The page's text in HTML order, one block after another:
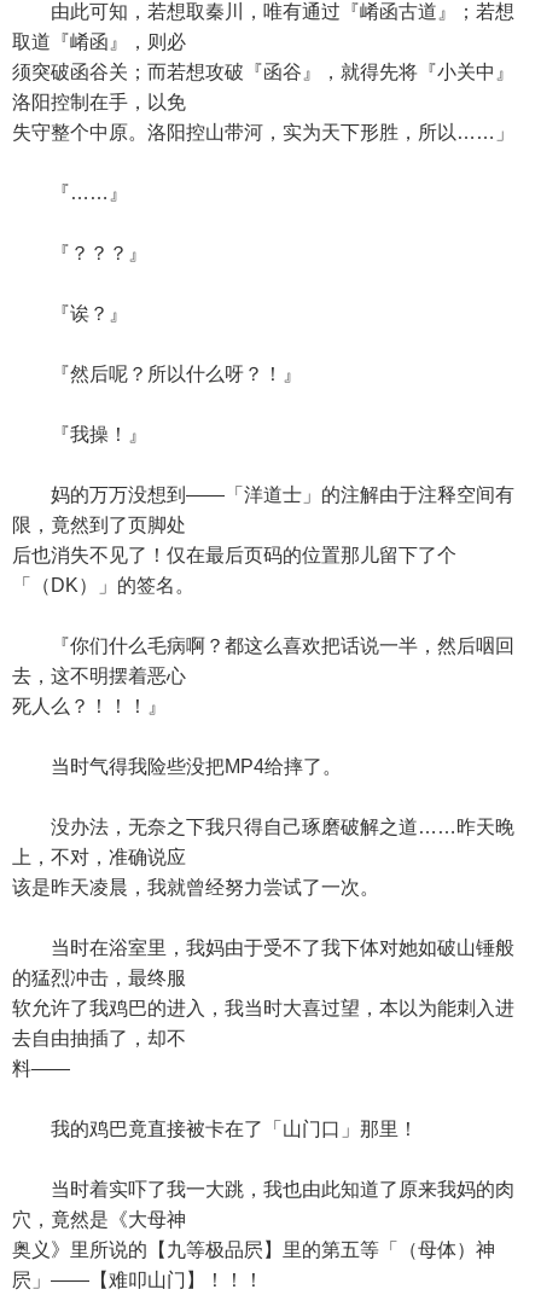
由此可知，若想取秦川，唯有通过『崤函古道』；若想
取道『崤函』，则必
须突破函谷关；而若想攻破『函谷』，就得先将『小关中』
洛阳控制在手，以免
失守整个中原。洛阳控山带河，实为天下形胜，所以……」
『……』
『？？？』
『诶？』
『然后呢？所以什么呀？！』
『我操！』
妈的万万没想到——「洋道士」的注解由于注释空间有
限，竟然到了页脚处
后也消失不见了！仅在最后页码的位置那儿留下了个
「（DK）」的签名。
『你们什么毛病啊？都这么喜欢把话说一半，然后咽回
去，这不明摆着恶心
死人么？！！！』
当时气得我险些没把MP4给摔了。
没办法，无奈之下我只得自己琢磨破解之道……昨天晚
上，不对，准确说应
该是昨天凌晨，我就曾经努力尝试了一次。
当时在浴室里，我妈由于受不了我下体对她如破山锤般
的猛烈冲击，最终服
软允许了我鸡巴的进入，我当时大喜过望，本以为能刺入进
去自由抽插了，却不
料——
我的鸡巴竟直接被卡在了「山门口」那里！
当时着实吓了我一大跳，我也由此知道了原来我妈的肉
穴，竟然是《大母神
奥义》里所说的【九等极品屄】里的第五等「（母体）神
屄」——【难叩山门】！！！